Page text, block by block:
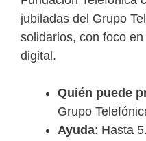
jubiladas del Grupo
solidarios, con foco
digital.
Quién puede
Grupo
Ayuda: Hasta